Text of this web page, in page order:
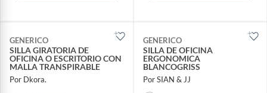
GENERICO
SILLA GIRATORIA DE
OFICINA O ESCRITORIO CON
MALLA TRANSPIRABLE
Por Dkora.
GENERICO
SILLA DE OFICINA
ERGONOMICA
BLANCOGRISS
Por SIAN & JJ